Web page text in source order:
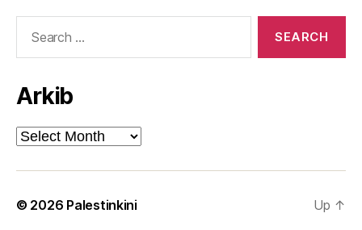
Arkib
Arkib
© 2026 Palestinkini Up ↑